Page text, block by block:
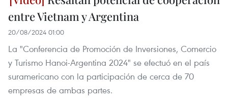
entre Vietnam y Argentina
20/08/2024 01:00
La "Conferencia de Promoción de Inversiones, Comercio
y Turismo Hanoi-Argentina 2024" se efectuó en el país
suramericano con la participación de cerca de 70
empresas de ambas partes.